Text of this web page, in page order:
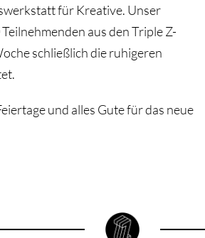
für Kreative. Unser
aus den Triple Z-
schließlich die ruhigeren
und alles Gute für das neue